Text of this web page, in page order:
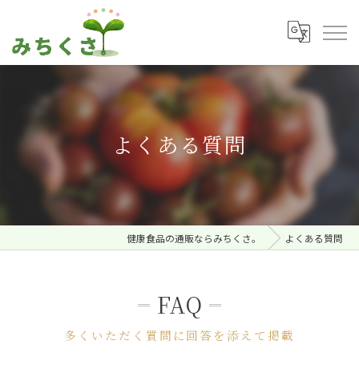
よくある質問
健康食品の通販ならみちくさ。 よくある質問
多くいただく質問に回答を添えて掲載
FAQ